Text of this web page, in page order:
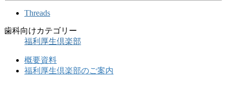
Threads
歯科向けカテゴリー
福利厚生倶楽部
概要資料
福利厚生倶楽部のご案内